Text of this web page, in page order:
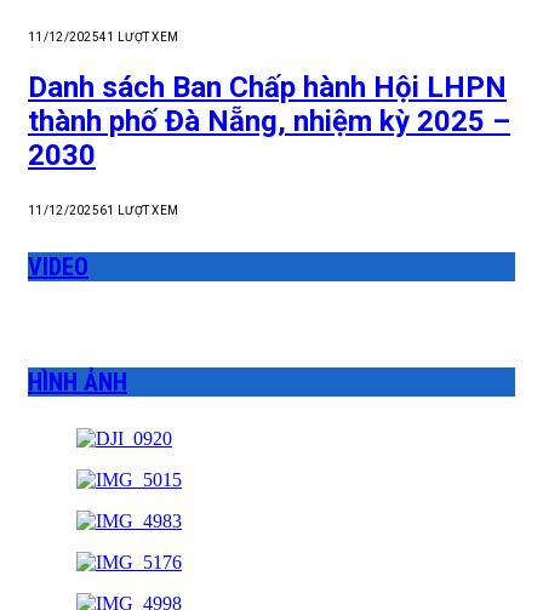
11/12/202541 LƯỢT XEM
Danh sách Ban Chấp hành Hội LHPN
thành phố Đà Nẵng, nhiệm kỳ 2025 –
2030
11/12/202561 LƯỢT XEM
VIDEO
HÌNH ẢNH